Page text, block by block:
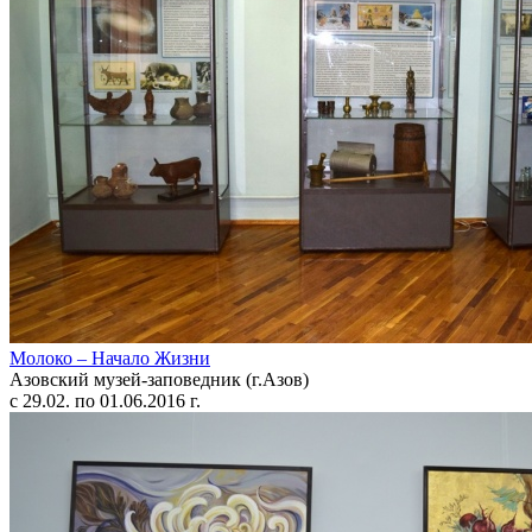
Молоко – Начало Жизни
Азовский музей-заповедник (г.Азов)
с 29.02. по 01.06.2016 г.